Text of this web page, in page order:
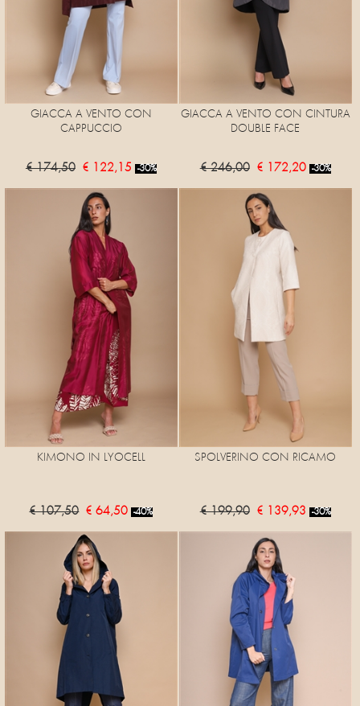
GIACCA A VENTO CON
CAPPUCCIO
€ 174,50 € 122,15 -30%
GIACCA A VENTO CON CINTURA
DOUBLE FACE
€ 246,00 € 172,20 -30%
KIMONO IN LYOCELL
€ 107,50 € 64,50 -40%
SPOLVERINO CON RICAMO
€ 199,90 € 139,93 -30%